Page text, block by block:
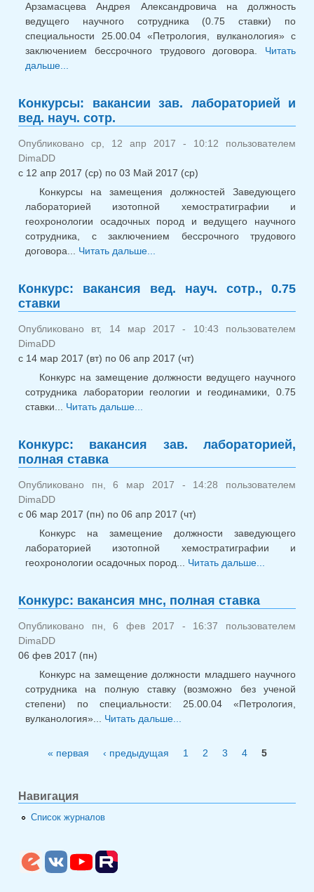
Арзамасцева Андрея Александровича на должность
ведущего научного сотрудника (0.75 ставки) по
специальности 25.00.04 «Петрология, вулканология» с
заключением бессрочного трудового договора. Читать
дальше...
Конкурсы: вакансии зав. лабораторией и
вед. науч. сотр.
Опубликовано ср, 12 апр 2017 - 10:12 пользователем
DimaDD
с 12 апр 2017 (ср) по 03 Май 2017 (ср)
Конкурсы на замещения должностей Заведующего
лабораторией изотопной хемостратиграфии и
геохронологии осадочных пород и ведущего научного
сотрудника, с заключением бессрочного трудового
договора... Читать дальше...
Конкурс: вакансия вед. науч. сотр., 0.75
ставки
Опубликовано вт, 14 мар 2017 - 10:43 пользователем
DimaDD
с 14 мар 2017 (вт) по 06 апр 2017 (чт)
Конкурс на замещение должности ведущего научного
сотрудника лаборатории геологии и геодинамики, 0.75
ставки... Читать дальше...
Конкурс: вакансия зав. лабораторией,
полная ставка
Опубликовано пн, 6 мар 2017 - 14:28 пользователем
DimaDD
с 06 мар 2017 (пн) по 06 апр 2017 (чт)
Конкурс на замещение должности заведующего
лабораторией изотопной хемостратиграфии и
геохронологии осадочных пород... Читать дальше...
полная
Конкурс: вакансия мнс, полная ставка
Опубликовано пн, 6 фев 2017 - 16:37 пользователем
DimaDD
06 фев 2017 (пн)
Конкурс на замещение должности младшего научного
сотрудника на полную ставку (возможно без ученой
степени) по специальности: 25.00.04 «Петрология,
вулканология»... Читать дальше...
Страницы
« первая ‹ предыдущая 1 2 3 4 5
Навигация
Список журналов